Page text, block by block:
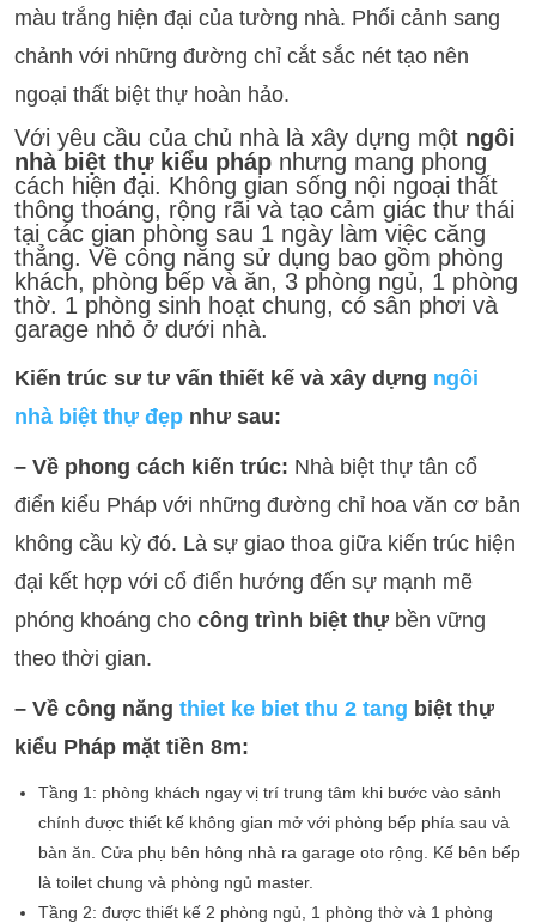
màu trắng hiện đại của tường nhà. Phối cảnh sang
chảnh với những đường chỉ cắt sắc nét tạo nên
ngoại thất biệt thự hoàn hảo.
Với yêu cầu của chủ nhà là xây dựng một ngôi
nhà biệt thự kiểu pháp nhưng mang phong
cách hiện đại. Không gian sống nội ngoại thất
thông thoáng, rộng rãi và tạo cảm giác thư thái
tại các gian phòng sau 1 ngày làm việc căng
thẳng. Về công năng sử dụng bao gồm phòng
khách, phòng bếp và ăn, 3 phòng ngủ, 1 phòng
thờ. 1 phòng sinh hoạt chung, có sân phơi và
garage nhỏ ở dưới nhà.
Kiến trúc sư tư vấn thiết kế và xây dựng ngôi
nhà biệt thự đẹp như sau:
– Về phong cách kiến trúc: Nhà biệt thự tân cổ
điển kiểu Pháp với những đường chỉ hoa văn cơ bản
không cầu kỳ đó. Là sự giao thoa giữa kiến trúc hiện
đại kết hợp với cổ điển hướng đến sự mạnh mẽ
phóng khoáng cho công trình biệt thự bền vững
theo thời gian.
– Về công năng thiet ke biet thu 2 tang biệt thự
kiểu Pháp mặt tiền 8m:
Tầng 1: phòng khách ngay vị trí trung tâm khi bước vào sảnh
chính được thiết kế không gian mở với phòng bếp phía sau và
bàn ăn. Cửa phụ bên hông nhà ra garage oto rộng. Kế bên bếp
là toilet chung và phòng ngủ master.
Tầng 2: được thiết kế 2 phòng ngủ, 1 phòng thờ và 1 phòng